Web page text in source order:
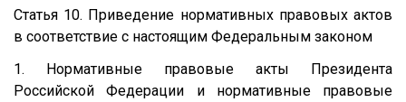
Статья 10. Приведение нормативных правовых актов
в соответствие с настоящим Федеральным законом
1. Нормативные правовые акты Президента
Российской Федерации и нормативные правовые